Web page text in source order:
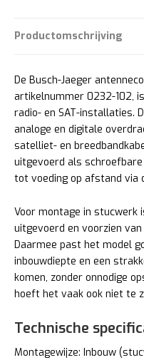
Productomschrijving
De Busch-Jaeger
artikelnummer 0232-102,
radio- en SAT-installaties.
analoge en digitale
satelliet- en
uitgevoerd als
tot voeding op afstand via
Voor montage in stucwerk
uitgevoerd en voorzien
Daarmee past het model
inbouwdiepte en een
komen, zonder onnodige
hoeft het vaak ook niet te
Technische
Montagewijze: Inbouw